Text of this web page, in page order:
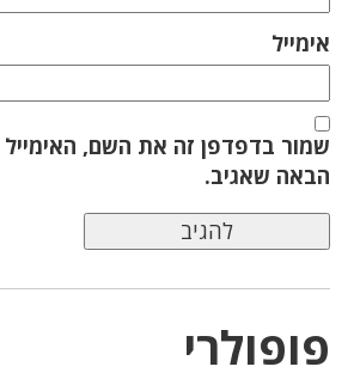
אימייל
שמור בדפדפן זה את השם, האימייל
הבאה שאגיב.
פופולרי